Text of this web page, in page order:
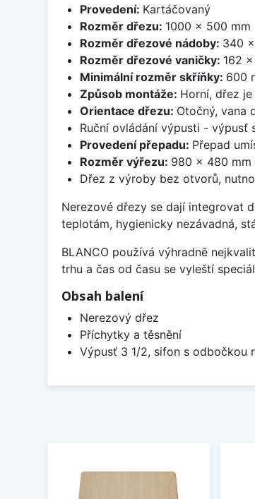
Provedení: Kartáčovaný
Rozměr dřezu: 1000 x 500 mm
Rozměr dřezové nádoby: 340
Rozměr dřezové vaničky: 162
Minimální rozměr skříňky: 600
Způsob montáže: Horní, dřez
Orientace dřezu: Otočný, vana
Ruční ovládání výpusti - výpusť
Provedení přepadu: Přepad
Rozměr výřezu: 980 x 480 mm
Dřez z výroby bez otvorů,
Nerezové dřezy se dají integrovat
teplotám, hygienicky nezávadná,
BLANCO používá výhradně
trhu a čas od času se vyleští
Obsah balení
Nerezový dřez
Příchytky a těsnění
Výpusť 3 1/2, sifon s odbočkou